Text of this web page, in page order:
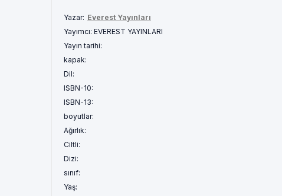
Yazar: Everest Yayınları
Yayımcı: EVEREST YAYINLARI
Yayın tarihi:
kapak:
Dil:
ISBN-10:
ISBN-13:
boyutlar:
Ağırlık:
Ciltli:
Dizi:
sınıf:
Yaş: